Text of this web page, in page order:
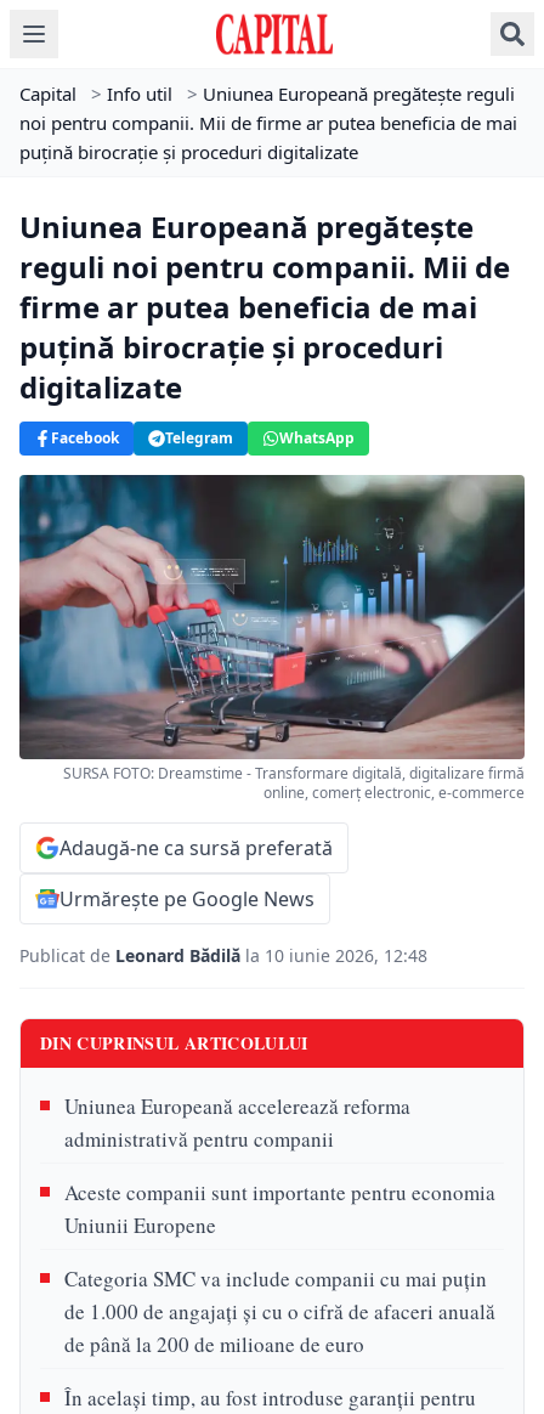
Capital > Info util > Uniunea Europeană pregătește reguli
noi pentru companii. Mii de firme ar putea beneficia de mai
puțină birocrație și proceduri digitalizate
Uniunea Europeană pregătește
reguli noi pentru companii. Mii de
firme ar putea beneficia de mai
puțină birocrație și proceduri
digitalizate
Facebook Telegram WhatsApp
SURSA FOTO: Dreamstime - Transformare digitală, digitalizare firmă
online, comerț electronic, e-commerce
Adaugă-ne ca sursă preferată
Urmărește pe Google News
Publicat de Leonard Bădilă la 10 iunie 2026, 12:48
DIN CUPRINSUL ARTICOLULUI
Uniunea Europeană accelerează reforma
administrativă pentru companii
Aceste companii sunt importante pentru economia
Uniunii Europene
Categoria SMC va include companii cu mai puțin
de 1.000 de angajați și cu o cifră de afaceri anuală
de până la 200 de milioane de euro
În același timp, au fost introduse garanții pentru